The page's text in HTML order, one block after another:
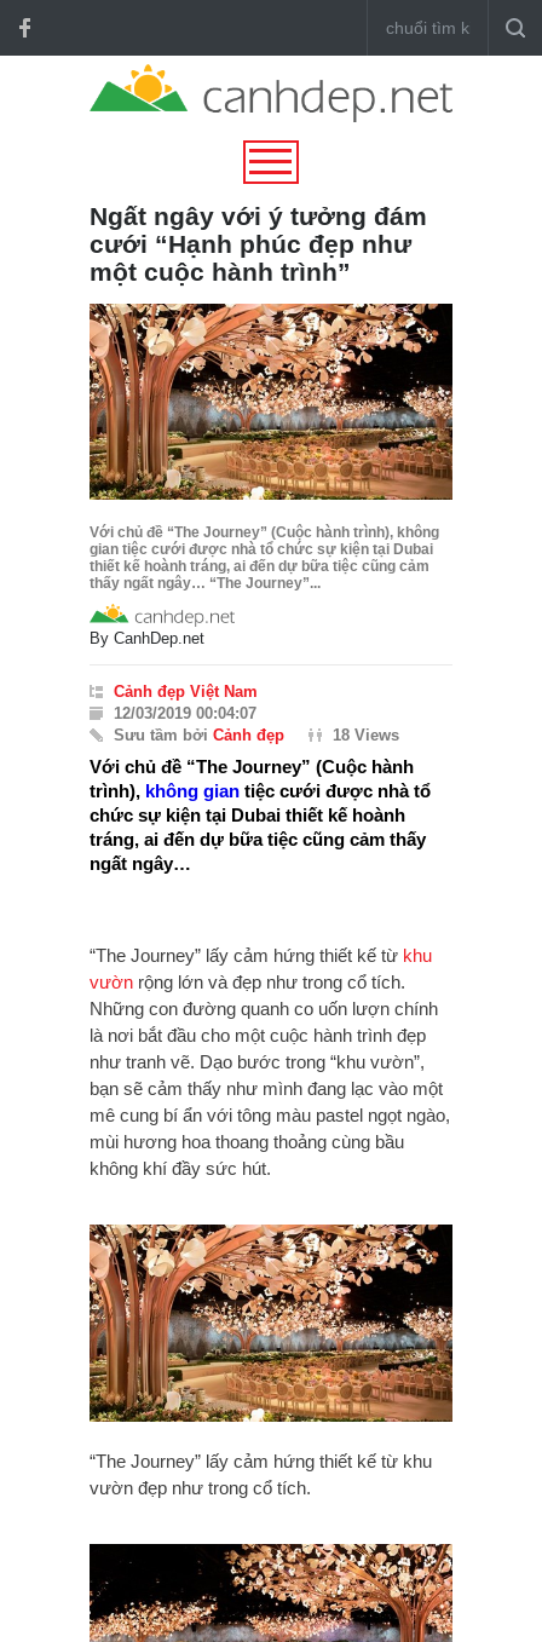
Ngất ngây với ý tưởng đám
cưới “Hạnh phúc đẹp như
một cuộc hành trình”
Với chủ đề “The Journey” (Cuộc hành trình), không
gian tiệc cưới được nhà tổ chức sự kiện tại Dubai
thiết kế hoành tráng, ai đến dự bữa tiệc cũng cảm
thấy ngất ngây… “The Journey”...
By CanhDep.net
Cảnh đẹp Việt Nam
12/03/2019 00:04:07
Sưu tầm bởi Cảnh đẹp 18 Views
Với chủ đề “The Journey” (Cuộc hành
trình), không gian tiệc cưới được nhà tổ
chức sự kiện tại Dubai thiết kế hoành
tráng, ai đến dự bữa tiệc cũng cảm thấy
ngất ngây…
“The Journey” lấy cảm hứng thiết kế từ khu
vườn rộng lớn và đẹp như trong cổ tích.
Những con đường quanh co uốn lượn chính
là nơi bắt đầu cho một cuộc hành trình đẹp
như tranh vẽ. Dạo bước trong “khu vườn”,
bạn sẽ cảm thấy như mình đang lạc vào một
mê cung bí ẩn với tông màu pastel ngọt ngào,
mùi hương hoa thoang thoảng cùng bầu
không khí đầy sức hút.
“The Journey” lấy cảm hứng thiết kế từ khu
vườn đẹp như trong cổ tích.